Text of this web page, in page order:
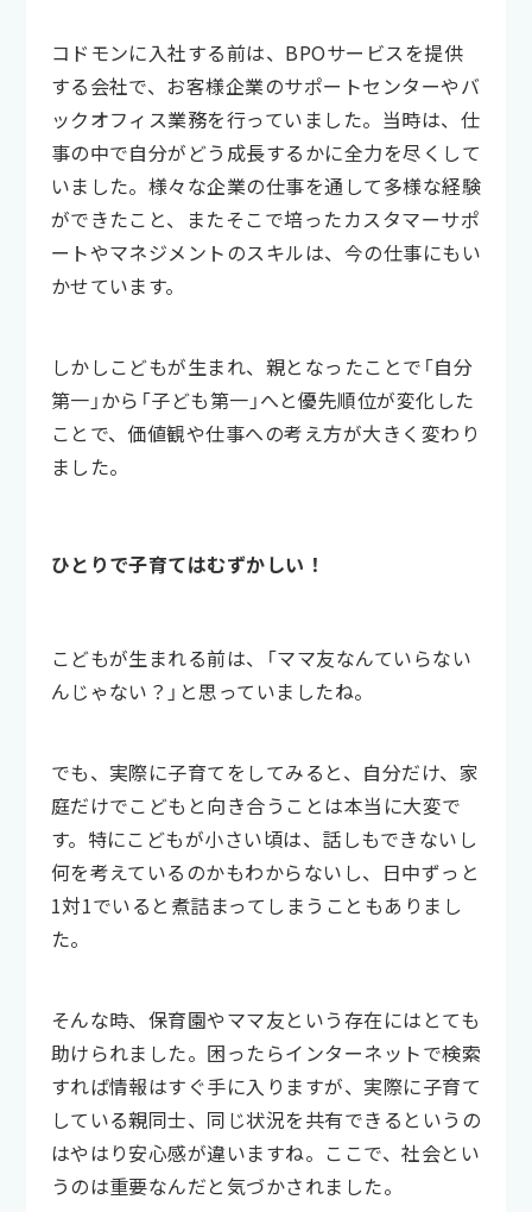
コドモンに入社する前は、BPOサービスを提供
する会社で、お客様企業のサポートセンターやバ
ックオフィス業務を行っていました。当時は、仕
事の中で自分がどう成長するかに全力を尽くして
いました。様々な企業の仕事を通して多様な経験
ができたこと、またそこで培ったカスタマーサポ
ートやマネジメントのスキルは、今の仕事にもい
かせています。
しかしこどもが生まれ、親となったことで「自分
第一」から「子ども第一」へと優先順位が変化した
ことで、価値観や仕事への考え方が大きく変わり
ました。
ひとりで子育てはむずかしい！
こどもが生まれる前は、「ママ友なんていらない
んじゃない？」と思っていましたね。
でも、実際に子育てをしてみると、自分だけ、家
庭だけでこどもと向き合うことは本当に大変で
す。特にこどもが小さい頃は、話しもできないし
何を考えているのかもわからないし、日中ずっと
1対1でいると煮詰まってしまうこともありまし
た。
そんな時、保育園やママ友という存在にはとても
助けられました。困ったらインターネットで検索
すれば情報はすぐ手に入りますが、実際に子育て
している親同士、同じ状況を共有できるというの
はやはり安心感が違いますね。ここで、社会とい
うのは重要なんだと気づかされました。